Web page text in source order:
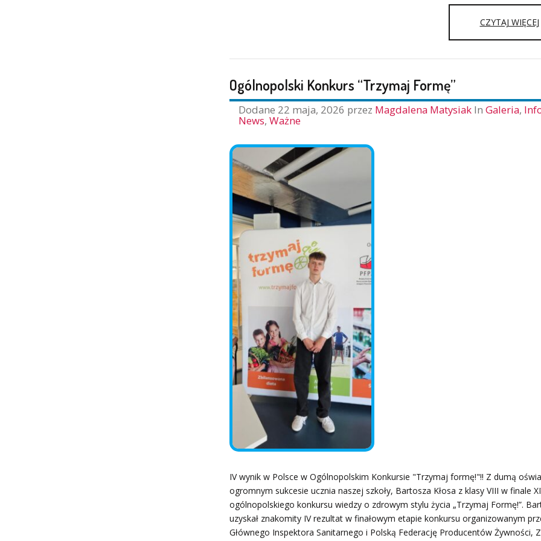
CZYTAJ WIĘCEJ
Ogólnopolski Konkurs “Trzymaj Formę”
Dodane 22 maja, 2026 przez Magdalena Matysiak In Galeria,
News, Ważne
IV wynik w Polsce w Ogólnopolskim Konkursie "Trzymaj formę!"‼️ Z dumą
ogromnym sukcesie ucznia naszej szkoły, Bartosza Kłosa z klasy VIII w finale
ogólnopolskiego konkursu wiedzy o zdrowym stylu życia „Trzymaj Formę!”.
uzyskał znakomity IV rezultat w finałowym etapie konkursu organizowanym
Głównego Inspektora Sanitarnego i Polską Federację Producentów Żywności,